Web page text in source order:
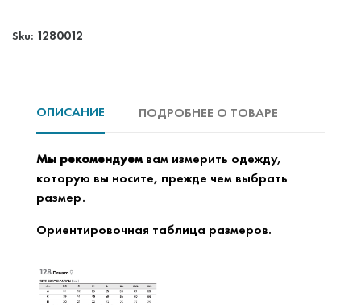
Sku: 1280012
ОПИСАНИЕ ПОДРОБНЕЕ О ТОВАРЕ
Мы рекомендуем вам измерить одежду,
которую вы носите, прежде чем выбрать
размер.
Ориентировочная таблица размеров.